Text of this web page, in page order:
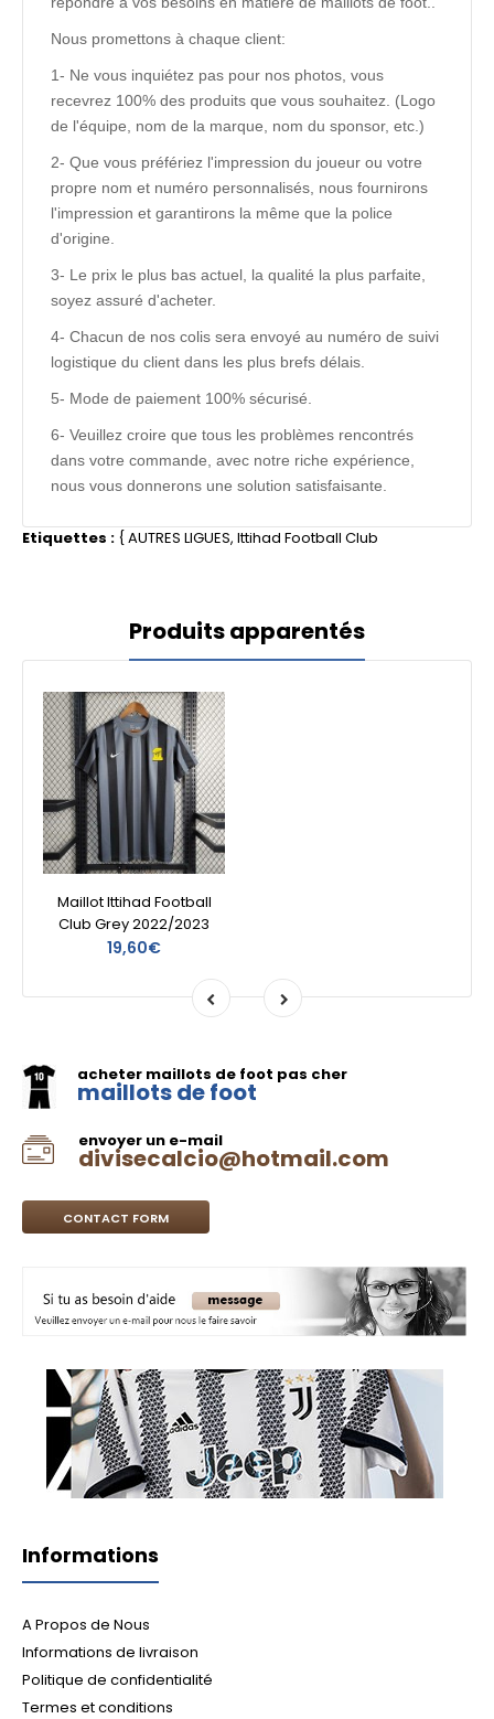
Nous promettons à chaque client:
1- Ne vous inquiétez pas pour nos photos, vous
recevrez 100% des produits que vous souhaitez. (Logo
de l'équipe, nom de la marque, nom du sponsor, etc.)
2- Que vous préfériez l'impression du joueur ou votre
propre nom et numéro personnalisés, nous fournirons
l'impression et garantirons la même que la police
d'origine.
3- Le prix le plus bas actuel, la qualité la plus parfaite,
soyez assuré d'acheter.
4- Chacun de nos colis sera envoyé au numéro de suivi
logistique du client dans les plus brefs délais.
5- Mode de paiement 100% sécurisé.
6- Veuillez croire que tous les problèmes rencontrés
dans votre commande, avec notre riche expérience,
nous vous donnerons une solution satisfaisante.
Etiquettes : {AUTRES LIGUES, Ittihad Football Club
Produits apparentés
Maillot Ittihad Football
Club Grey 2022/2023
19,60€
acheter maillots de foot pas cher
maillots de foot
envoyer un e-mail
divisecalcio@hotmail.com
CONTACT FORM
Informations
A Propos de Nous
Informations de livraison
Politique de confidentialité
Termes et conditions